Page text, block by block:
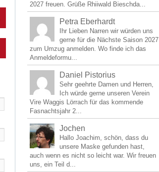
2027 freuen. Grüße Rhiiwald Bieschda...
Petra Eberhardt
Ihr Lieben Narren wir würden uns
gerne für die Nächste Saison 2027
zum Umzug anmelden. Wo finde ich das
Anmeldeformu...
Daniel Pistorius
Sehr geehrte Damen und Herren,
Ich würde gerne unseren Verein
Vire Waggis Lörrach für das kommende
Fasnachtsjahr 2...
Jochen
Hallo Joachim, schön, dass du
unsere Maske gefunden hast,
auch wenn es nicht so leicht war. Wir freuen
uns, ein Teil d...